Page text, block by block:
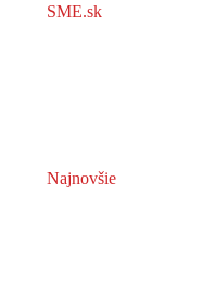
SME.sk
Najnovšie